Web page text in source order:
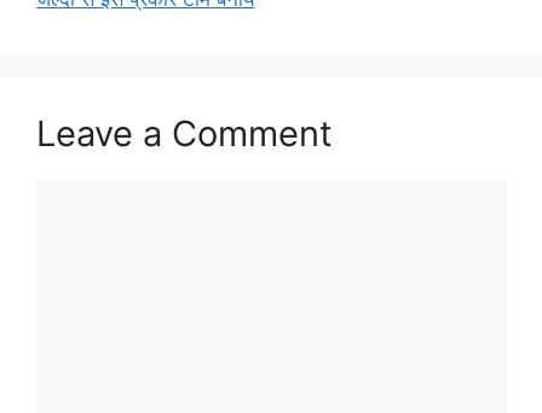
Leave a Comment